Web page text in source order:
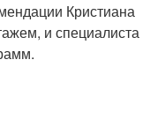
Кристиана
и специалиста